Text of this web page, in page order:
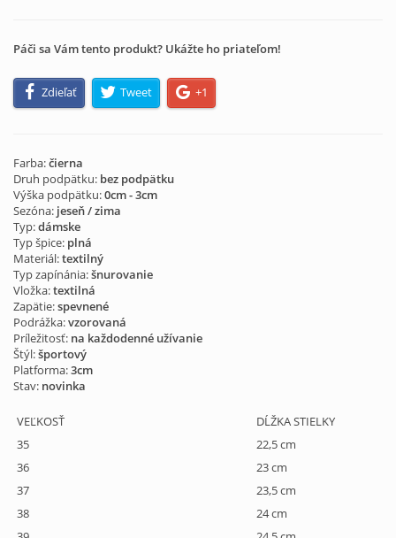
Páči sa Vám tento produkt? Ukážte ho priateľom!
Zdieľať Tweet +1
Farba:čierna
Druh podpätku: bez podpätku
Výška podpätku:0cm - 3cm
Sezóna: jeseň / zima
Typ:dámske
Typ špice: plná
Materiál:textilný
Typ zapínánia:šnurovanie
Vložka:textilná
Zapätie:spevnené
Podrážka:vzorovaná
Príležitosť: na každodenné užívanie
Štýl:športový
Platforma:3cm
Stav: novinka
VEĽKOSŤ
DĹŽKA STIELKY
35
22,5 cm
36
23 cm
37
23,5 cm
38
24 cm